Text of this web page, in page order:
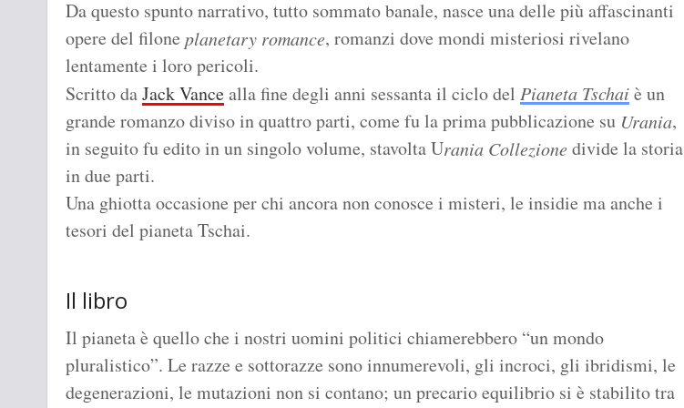
Da questo spunto narrativo, tutto sommato banale, nasce una delle più affascinanti
opere del filone planetary romance, romanzi dove mondi misteriosi rivelano
lentamente i loro pericoli.
Scritto daJack Vancealla fine degli anni sessanta il ciclo del Pianeta Tschaiè un
grande romanzo diviso in quattro parti, come fu la prima pubblicazione su Urania,
in seguito fu edito in un singolo volume, stavolta Urania Collezione divide la storia
in due parti.
Una ghiotta occasione per chi ancora non conosce i misteri, le insidie ma anche i
tesori del pianeta Tschai.
Il libro
Il pianeta è quello che i nostri uomini politici chiamerebbero “un mondo
pluralistico”. Le razze e sottorazze sono innumerevoli, gli incroci, gli ibridismi, le
degenerazioni, le mutazioni non si contano; un precario equilibrio si è stabilito tra